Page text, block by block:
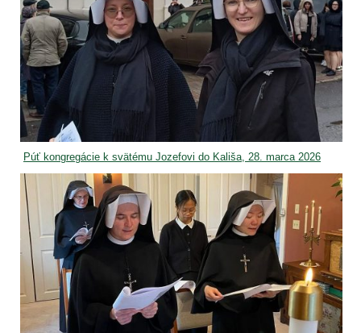
Púť kongregácie k svätému Jozefovi do Kališa, 28. marca 2026